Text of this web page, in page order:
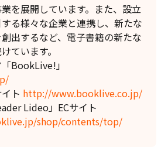
を展開しています。また、設立
る様々な企業と連携し、新たな
出するなど、電子書籍の新たな
ています。
BookLive!」
ト http://www.booklive.co.jp/
Lideo」ECサイト
shop/contents/top/